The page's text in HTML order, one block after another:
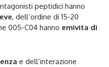
peptidici hanno
, dell’ordine di 15-20
005-C04 hanno emivita di
e dell’interazione